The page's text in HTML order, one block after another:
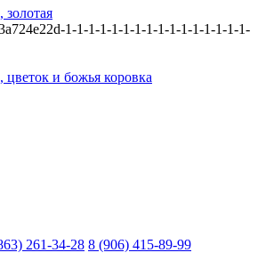
1-1-1-1-1-1-1-1-1-1-1-1-1-1-1-1-
и божья коровка
261-34-28 8 (906) 415-89-99